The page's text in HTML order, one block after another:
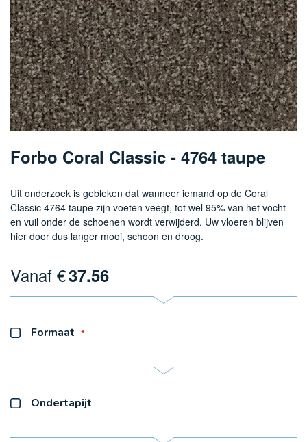
naar
het
van
de
afbeeldingen-
gallerij
Forbo Coral Classic - 4764 taupe
Uit onderzoek is gebleken dat wanneer iemand op de Coral
Classic 4764 taupe zijn voeten veegt, tot wel 95% van het vocht
en vuil onder de schoenen wordt verwijderd. Uw vloeren blijven
hier door dus langer mooi, schoon en droog.
Vanaf €37.56
Formaat
Ondertapijt